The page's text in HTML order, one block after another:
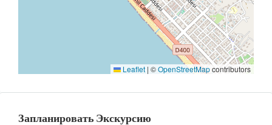
Leaflet | ©OpenStreetMapcontributors
Запланировать Экскурсию